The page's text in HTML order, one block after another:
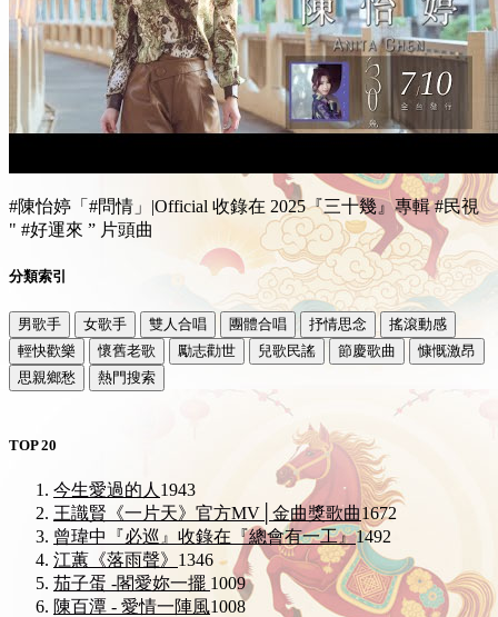
#陳怡婷「#問情」|Official 收錄在 2025『三十幾』專輯 #民視
" #好運來 ” 片頭曲
分類索引
男歌手 女歌手 雙人合唱 團體合唱 抒情思念
搖滾動感
輕快歡樂
懷舊老歌 勵志勸世 兒歌民謠 節慶歌曲
慷慨激昂
思親鄉愁
熱門搜索
TOP 20
今生愛過的人 1943
王識賢《一片天》官方MV│金曲獎歌曲1672
曾瑋中『必巡』收錄在『總會有一工』1492
江蕙《落雨聲》 1346
茄子蛋 -閣愛妳一擺 1009
陳百潭 - 愛情一陣風1008